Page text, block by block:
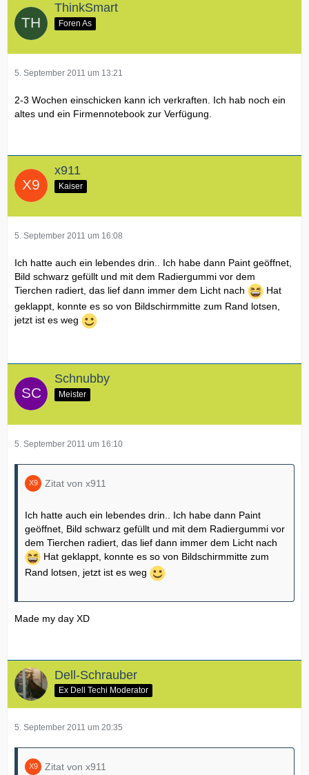
ThinkSmart
Foren As
5. September 2011 um 13:21
2-3 Wochen einschicken kann ich verkraften. Ich hab noch ein
altes und ein Firmennotebook zur Verfügung.
x911
Kaiser
5. September 2011 um 16:08
Ich hatte auch ein lebendes drin.. Ich habe dann Paint geöffnet,
Bild schwarz gefüllt und mit dem Radiergummi vor dem
Tierchen radiert, das lief dann immer dem Licht nach
Hat
geklappt, konnte es so von Bildschirmmitte zum Rand lotsen,
jetzt ist es weg
Schnubby
Meister
5. September 2011 um 16:10
Zitat von x911
Ich hatte auch ein lebendes drin.. Ich habe dann Paint
geöffnet, Bild schwarz gefüllt und mit dem Radiergummi vor
dem Tierchen radiert, das lief dann immer dem Licht nach
Hat geklappt, konnte es so von Bildschirmmitte zum
Rand lotsen, jetzt ist es weg
Made my day XD
Dell-Schrauber
Ex Dell Techi Moderator
5. September 2011 um 20:35
Zitat von x911